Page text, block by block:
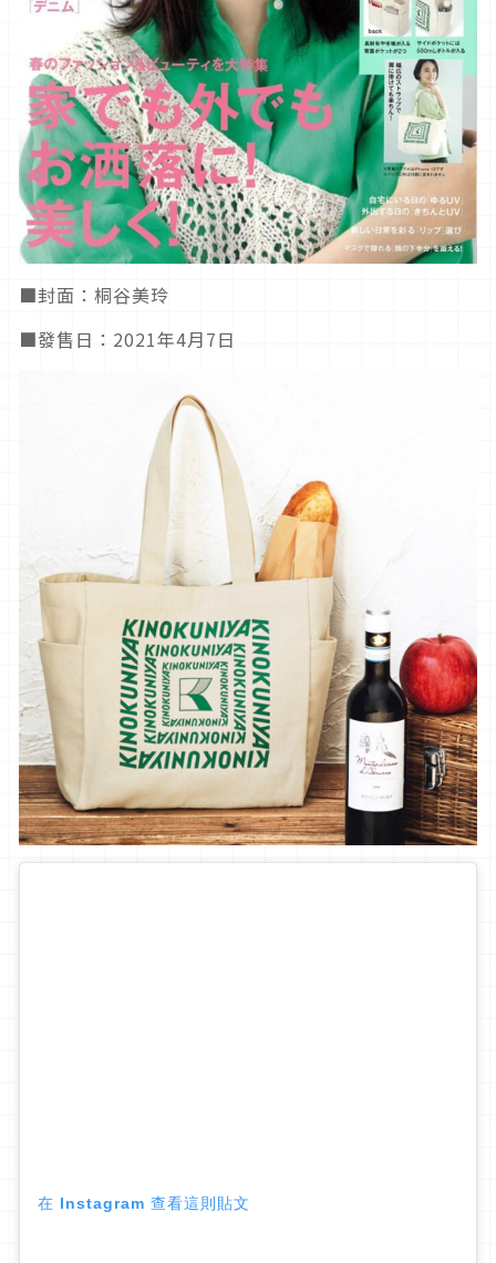
■封面：桐谷美玲
■發售日：2021年4月7日
在 Instagram 查看這則貼文